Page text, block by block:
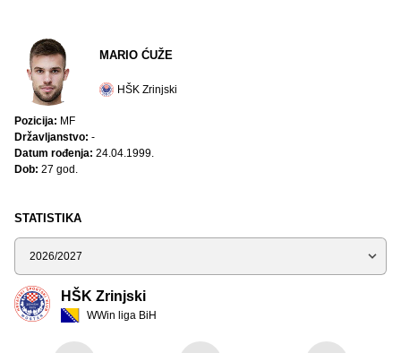
STATISTIKA
Sezona
HŠK Zrinjski
WWin liga BiH
MARIO ĆUŽE
HŠK Zrinjski
Pozicija: MF
Državljanstvo: -
Datum rođenja: 24.04.1999.
Dob: 27 god.